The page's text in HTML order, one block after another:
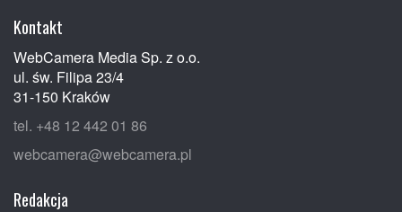
Kontakt
WebCamera Media Sp. z o.o.
ul. św. Filipa 23/4
31-150 Kraków
tel. +48 12 442 01 86
webcamera@webcamera.pl
Redakcja